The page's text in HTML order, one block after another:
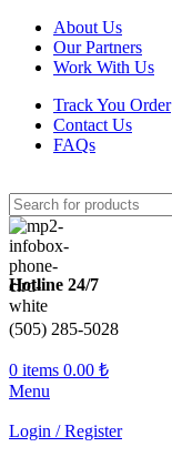
About Us
Our Partners
Work With Us
Track You Order
Contact Us
FAQs
Hotline 24/7
(505) 285-5028
0 items 0.00 ₺
Menu
Login / Register